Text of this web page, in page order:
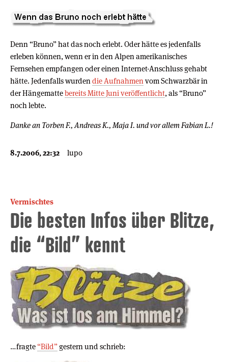
Denn “Bruno” hat das noch erlebt. Oder hätte es jedenfalls
erleben können, wenn er in den Alpen amerikanisches
Fernsehen empfangen oder einen Internet-Anschluss gehabt
hätte. Jedenfalls wurden die Aufnahmen vom Schwarzbär in
der Hängemattebereits Mitte Juni veröffentlicht, als “Bruno”
noch lebte.
Danke an Torben F., Andreas K., Maja I. und vor allem Fabian L.!
8.7.2006, 22:32 lupo
Vermischtes
Die besten Infos über Blitze,
die “Bild” kennt
…fragte “Bild”gestern und schrieb: